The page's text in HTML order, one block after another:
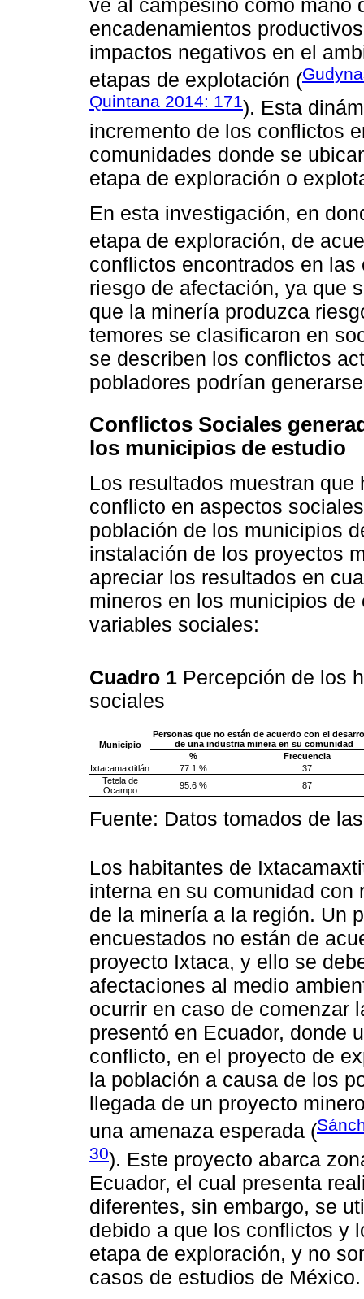
ve al campesino como mano
encadenamientos
impactos negativos en el
etapas de explotación (
Quintana 2014: 171). Esta
incremento de los conflictos
comunidades donde se
etapa de exploración o
En esta investigación, en
etapa de exploración, de
conflictos encontrados en
riesgo de afectación, ya que
que la minería produzca
temores se clasificaron en
se describen los conflictos
pobladores podrían
Conflictos Sociales
los municipios de estudio
Los resultados muestran
conflicto en aspectos
población de los municipios
instalación de los proyectos
apreciar los resultados en
mineros en los municipios
variables sociales:
Cuadro 1 Percepción de los
sociales
Municipio
Personas que no están de acuerdo con el
de una industria minera en su comunidad
%
Frecuencia
Ixtacamaxtitlán
77.1 %
37
Tetela de
Ocampo
95.6 % 87
Fuente: Datos tomados de
Los habitantes de
interna en su comunidad
de la minería a la región. Un
encuestados no están de
proyecto Ixtaca, y ello se
afectaciones al medio
ocurrir en caso de comenzar
presentó en Ecuador, donde
conflicto, en el proyecto de
la población a causa de los
llegada de un proyecto
una amenaza esperada (
30). Este proyecto abarca
Ecuador, el cual presenta
diferentes, sin embargo, se
debido a que los conflictos y
etapa de exploración, y no
casos de estudios de México.